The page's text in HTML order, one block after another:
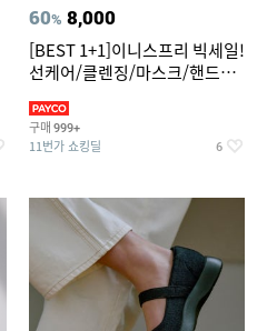
60% 8,000
[BEST 1+1]이니스프리 빅세일!
선케어/클렌징/마스크/핸드크
구매 999+
11번가 쇼킹딜 6